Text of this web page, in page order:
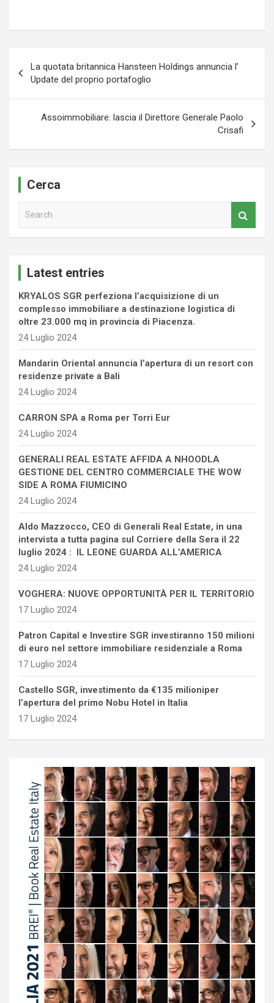
articoli
La quotata britannica Hansteen Holdings annuncia l’
Update del proprio portafoglio
Assoimmobiliare: lascia il Direttore Generale Paolo
Crisafi
Cerca
Latest entries
KRYALOS SGR perfeziona l’acquisizione di un
complesso immobiliare a destinazione logistica di
oltre 23.000 mq in provincia di Piacenza.
24 Luglio 2024
Mandarin Oriental annuncia l’apertura di un resort con
residenze private a Bali
24 Luglio 2024
CARRON SPA a Roma per Torri Eur
24 Luglio 2024
GENERALI REAL ESTATE AFFIDA A NHOODLA
GESTIONE DEL CENTRO COMMERCIALE THE WOW
SIDE A ROMA FIUMICINO
24 Luglio 2024
Aldo Mazzocco, CEO di Generali Real Estate, in una
intervista a tutta pagina sul Corriere della Sera il 22
luglio 2024 : IL LEONE GUARDA ALL’AMERICA
24 Luglio 2024
VOGHERA: NUOVE OPPORTUNITÀ PER IL TERRITORIO
17 Luglio 2024
Patron Capital e Investire SGR investiranno 150 milioni
di euro nel settore immobiliare residenziale a Roma
17 Luglio 2024
Castello SGR, investimento da €135 milioniper
l’apertura del primo Nobu Hotel in Italia
17 Luglio 2024